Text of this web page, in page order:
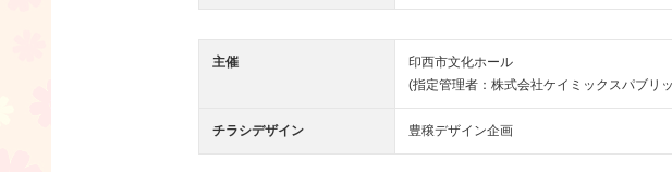
主催
印西市文化ホール
(指定管理者：株式会社ケイミックスパブリ
チラシデザイン 豊穣デザイン企画